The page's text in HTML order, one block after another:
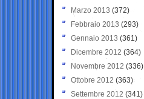
Marzo 2013 (372)
Febbraio 2013 (293)
Gennaio 2013 (361)
Dicembre 2012 (364)
Novembre 2012 (336)
Ottobre 2012 (363)
Settembre 2012 (341)